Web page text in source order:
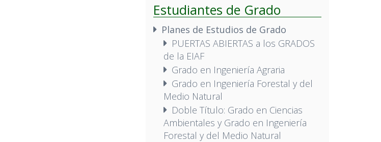
Estudiantes de Grado
Planes de Estudios de Grado
PUERTAS ABIERTAS a los GRADOS
de la EIAF
Grado en Ingeniería Agraria
Grado en Ingeniería Forestal y del
Medio Natural
Doble Título: Grado en Ciencias
Ambientales y Grado en Ingeniería
Forestal y del Medio Natural